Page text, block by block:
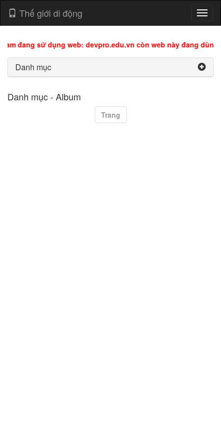
Thế giới di động
đang sử dụng web: devpro.edu.vn còn web này đang
Danh mục
Danh mục - Album
Trang